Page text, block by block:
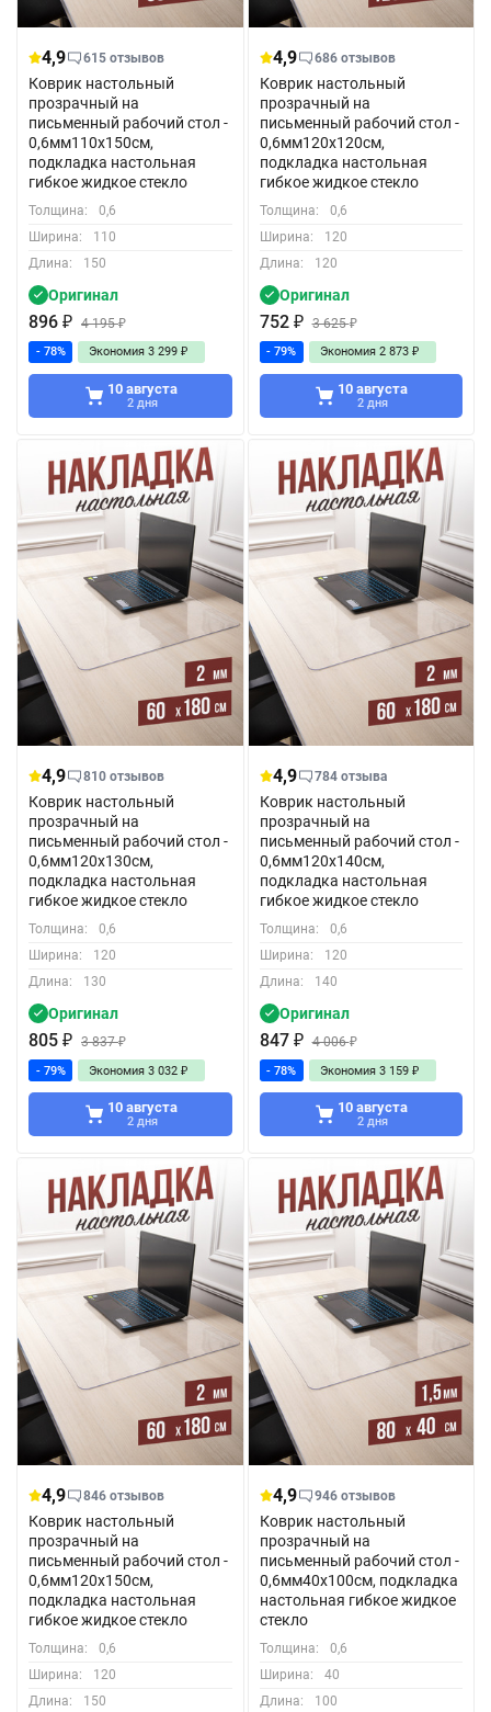
4,9 615 отзывов
Коврик настольный
прозрачный на
письменный рабочий стол -
0,6мм110x150см,
подкладка настольная
гибкое жидкое стекло
Толщина:
0,6
Ширина:
110
Длина:
150
Оригинал
896 ₽ 4 195₽
- 78% Экономия 3 299 ₽
10 августа
2 дня
4,9 686 отзывов
Коврик настольный
прозрачный на
письменный рабочий стол -
0,6мм120x120см,
подкладка настольная
гибкое жидкое стекло
Толщина:
0,6
Ширина:
120
Длина:
120
Оригинал
752 ₽ 3 625₽
- 79% Экономия 2 873 ₽
10 августа
2 дня
4,9 810 отзывов
Коврик настольный
прозрачный на
письменный рабочий стол -
0,6мм120x130см,
подкладка настольная
гибкое жидкое стекло
Толщина:
0,6
Ширина:
120
Длина:
130
Оригинал
805 ₽ 3 837₽
- 79% Экономия 3 032 ₽
10 августа
2 дня
4,9 784 отзыва
Коврик настольный
прозрачный на
письменный рабочий стол -
0,6мм120x140см,
подкладка настольная
гибкое жидкое стекло
Толщина:
0,6
Ширина:
120
Длина:
140
Оригинал
847 ₽ 4 006₽
- 78% Экономия 3 159 ₽
10 августа
2 дня
4,9 846 отзывов
Коврик настольный
прозрачный на
письменный рабочий стол -
0,6мм120x150см,
подкладка настольная
гибкое жидкое стекло
Толщина:
0,6
Ширина:
120
Длина:
150
4,9 946 отзывов
Коврик настольный
прозрачный на
письменный рабочий стол -
0,6мм40x100см, подкладка
настольная гибкое жидкое
стекло
Толщина:
0,6
Ширина:
40
Длина:
100